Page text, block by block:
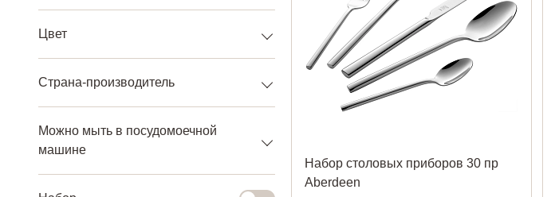
Цвет
Страна-производитель
Можно мыть в посудомоечной
машине
Набор столовых приборов 30 пр
Aberdeen